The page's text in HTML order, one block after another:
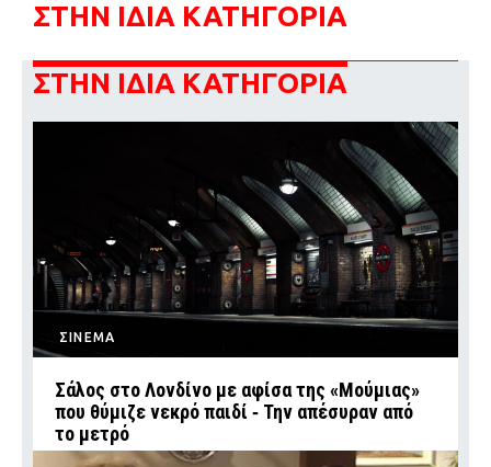
ΣΤΗΝ ΙΔΙΑ ΚΑΤΗΓΟΡΙΑ
ΣΤΗΝ ΙΔΙΑ ΚΑΤΗΓΟΡΙΑ
ΣΙΝΕΜΑ
Σάλος στο Λονδίνο με αφίσα της «Μούμιας»
που θύμιζε νεκρό παιδί ‑ Την απέσυραν από
το μετρό